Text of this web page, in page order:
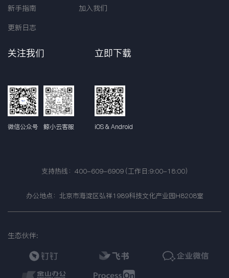
新手指南
更新日志
加入我们
关注我们
微信公众号 鲸小云客服
立即下载
iOS & Android
支持热线：400-609-6909 (工作日:9:00-18:00)
办公地点：北京市海淀区弘祥1989科技文化产业园H8208室
生态伙伴: